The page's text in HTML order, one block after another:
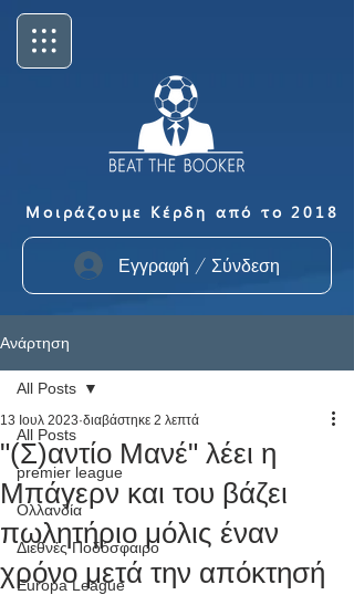
Μοιράζουμε Κέρδη από το 2018
Εγγραφή / Σύνδεση
Ανάρτηση
All Posts
premier league
Ολλανδία
Διεθνές Ποδόσφαιρο
Europa League
All Posts
"(Σ)αντίο Μανέ" λέει η
Μπάγερν και του βάζει
πωλητήριο μόλις έναν
χρόνο μετά την απόκτησή
13 Ιουλ 2023 διαβάστηκε 2 λεπτά